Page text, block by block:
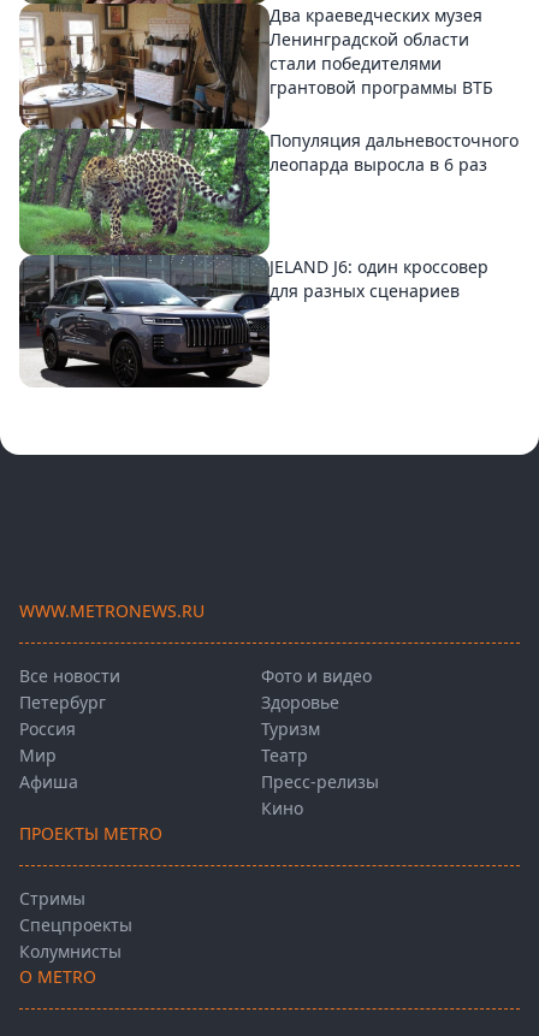
Два краеведческих музея
Ленинградской области
стали победителями
грантовой программы ВТБ
Популяция дальневосточного
леопарда выросла в 6 раз
JELAND J6: один кроссовер
для разных сценариев
WWW.METRONEWS.RU
Все новости
Петербург
Россия
Мир
Афиша
Фото и видео
Здоровье
Туризм
Театр
Пресс-релизы
Кино
ПРОЕКТЫ METRO
Стримы
Спецпроекты
Колумнисты
О METRO